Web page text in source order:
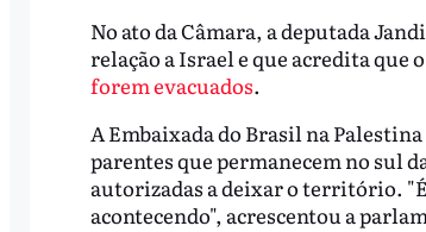
No ato da Câmara, a deputada
relação a Israel e que acredita que
forem evacuados.
A Embaixada do Brasil na
parentes que permanecem no sul
autorizadas a deixar o território.
acontecendo", acrescentou a